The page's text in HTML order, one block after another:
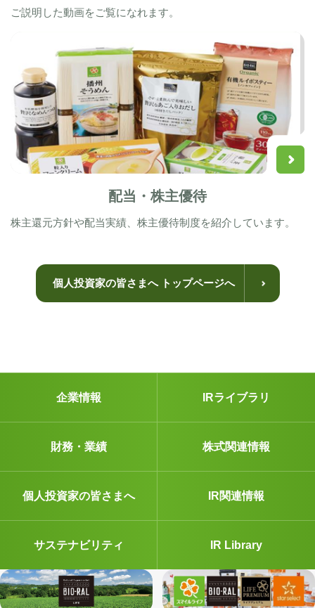
ご説明した動画をご覧になれます。
配当・株主優待
株主還元方針や配当実績、株主優待制度を紹介しています。
個人投資家の皆さまへ トップページへ
企業情報 IRライブラリ
財務・業績 株式関連情報
個人投資家の皆さまへ IR関連情報
サステナビリティ IR Library